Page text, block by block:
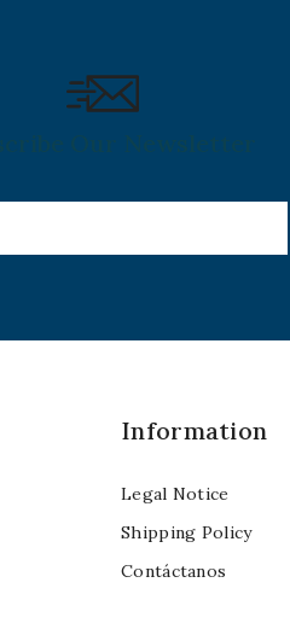
Information
Legal Notice
Shipping Policy
Contáctanos